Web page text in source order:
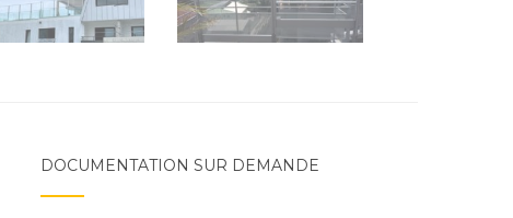
DOCUMENTATION SUR DEMANDE